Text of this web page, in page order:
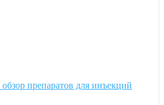
препаратов для инъекций